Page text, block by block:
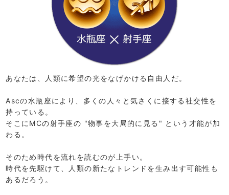
あなたは、人類に希望の光をなげかける自由人だ。
Ascの水瓶座により、多くの人々と気さくに接する社交性を
持っている。
そこにMCの射手座の "物事を大局的に見る" という才能が加
わる。
そのため時代を流れを読むのが上手い。
時代を先駆けて、人類の新たなトレンドを生み出す可能性も
あるだろう。